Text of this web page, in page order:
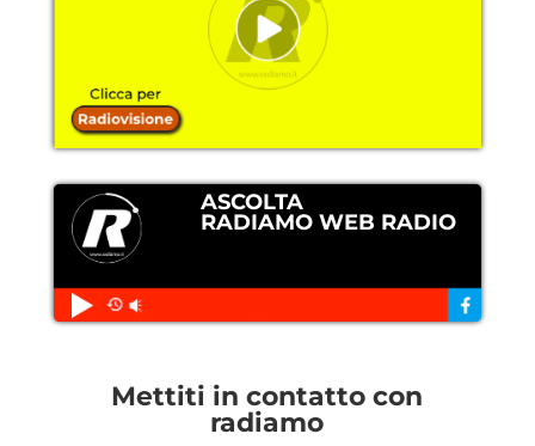
ASCOLTA
RADIAMO WEB RADIO
Mettiti in contatto con
radiamo